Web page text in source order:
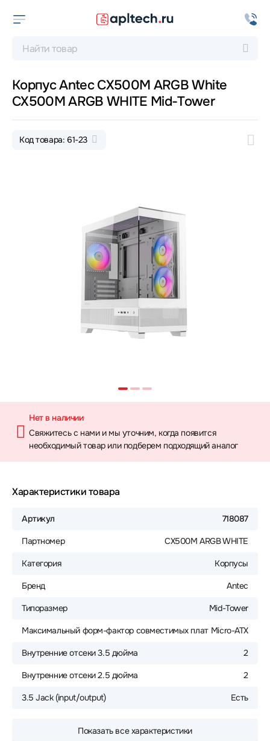
Корпус Antec CX500M ARGB White
CX500M ARGB WHITE Mid-Tower
Код товара: 61-23
Нет в наличии
Свяжитесь с нами и мы уточним, когда появится
необходимый товар или подберем подходящий аналог
Характеристики товара
Артикул 718087
Партномер CX500M ARGB WHITE
Категория Корпусы
Бренд Antec
Типоразмер Mid-Tower
Максимальный форм-фактор совместимых плат Micro-ATX
Внутренние отсеки 3.5 дюйма 2
Внутренние отсеки 2.5 дюйма 2
3.5 Jack (input/output) Есть
Показать все характеристики